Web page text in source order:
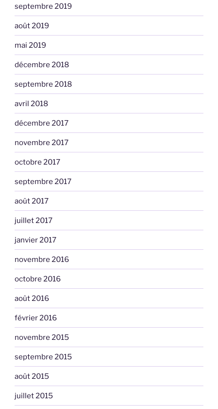
septembre 2019
août 2019
mai 2019
décembre 2018
septembre 2018
avril 2018
décembre 2017
novembre 2017
octobre 2017
septembre 2017
août 2017
juillet 2017
janvier 2017
novembre 2016
octobre 2016
août 2016
février 2016
novembre 2015
septembre 2015
août 2015
juillet 2015